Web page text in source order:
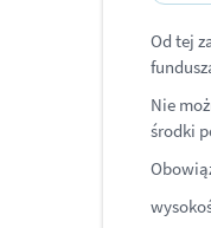
Od tej
Nie
środki